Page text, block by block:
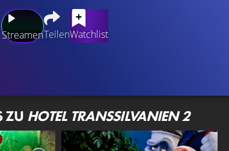
StreamenTeilenWatchlist
ZU HOTEL TRANSSILVANIEN 2